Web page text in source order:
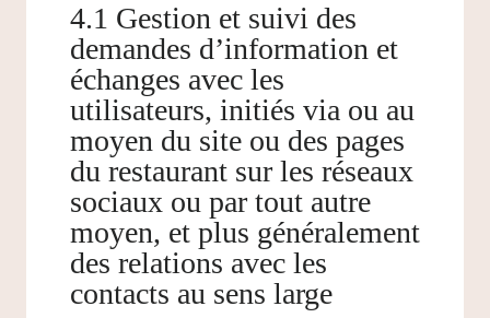
4.1 Gestion et suivi des
demandes d’information et
échanges avec les
utilisateurs, initiés via ou au
moyen du site ou des pages
du restaurant sur les réseaux
sociaux ou par tout autre
moyen, et plus généralement
des relations avec les
contacts au sens large